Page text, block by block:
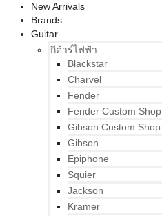
New Arrivals
Brands
Guitar
กีต้าร์ไฟฟ้า
Blackstar
Charvel
Fender
Fender Custom Shop
Gibson Custom Shop
Gibson
Epiphone
Squier
Jackson
Kramer